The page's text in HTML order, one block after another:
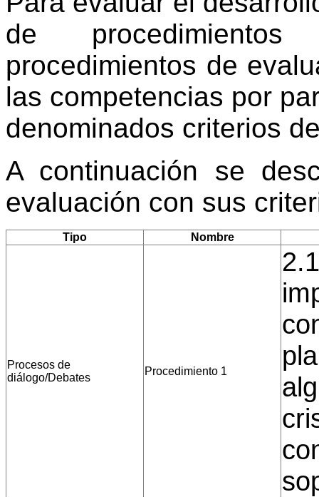
de
procedimientos de
las competencias por
denominados criterios
A continuación se
evaluación con sus
Tipo Nombre
Procesos de
diálogo/Debates
Procedimiento 1